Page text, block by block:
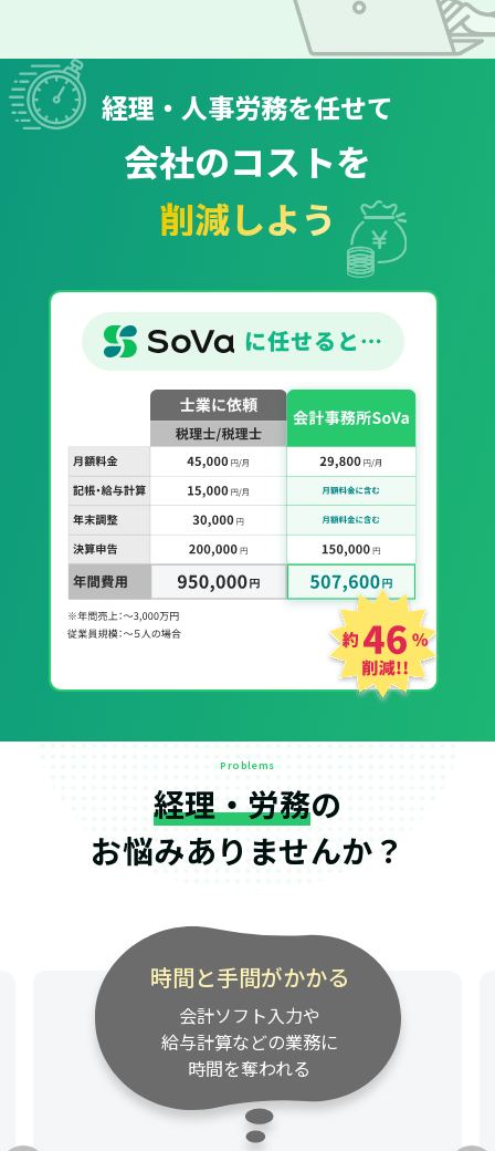
経理・人事労務を任せて
会社のコストを
削減しよう
Problems
経理・労務の
お悩みありませんか？
時間と手間がかかる
会計ソフト入力や
給与計算などの業務に
時間を奪われる